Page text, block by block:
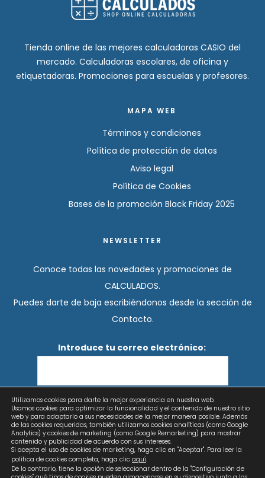
Tienda online de las mejores calculadoras CASIO del
mercado. Calculadoras escolares, de oficina y
etiquetadoras. Promociones para escuelas y profesores.
MAPA WEB
Términos y condiciones
Política de protección de datos
Aviso legal
Política de Cookies
Bases de la promoción Black Friday 2025
NEWSLETTER
Conoce todas las novedades y promociones de
CALCULADOS.
Puedes darte de baja escribiéndonos desde la sección de
Contacto.
Introduce tu correo electrónico:
He leído y acepto los términos y condiciones
Utilizamos cookies para darte la mejor experiencia en nuestra web.
Usamos cookies para optimizar la funcionalidad y el contenido de nuestro sitio
web y para adaptarlo a sus necesidades de la mejor manera posible. Además
de las cookies requeridas, también utilizamos cookies analíticas (como Google
Analytics) y cookies de marketing (como Google Remarketing) para mostrar
contenido y publicidad de acuerdo con sus intereses.
Si acepta el uso de cookies de marketing, haga clic en "Aceptar". Para leer la
política de cookies completa, haga clic aquí.
De lo contrario, tiene la opción de seleccionar dentro de la "Configuración de